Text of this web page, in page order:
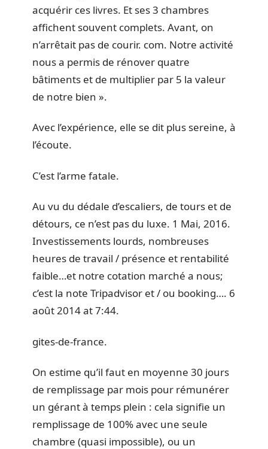
acquérir ces livres. Et ses 3 chambres
affichent souvent complets. Avant, on
n’arrêtait pas de courir. com. Notre activité
nous a permis de rénover quatre
bâtiments et de multiplier par 5 la valeur
de notre bien ».
Avec l’expérience, elle se dit plus sereine, à
l’écoute.
C’est l’arme fatale.
Au vu du dédale d’escaliers, de tours et de
détours, ce n’est pas du luxe. 1 Mai, 2016.
Investissements lourds, nombreuses
heures de travail / présence et rentabilité
faible…et notre cotation marché a nous;
c’est la note Tripadvisor et / ou booking…. 6
août 2014 at 7:44.
gites-de-france.
On estime qu’il faut en moyenne 30 jours
de remplissage par mois pour rémunérer
un gérant à temps plein : cela signifie un
remplissage de 100% avec une seule
chambre (quasi impossible), ou un